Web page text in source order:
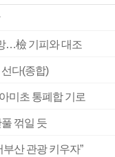
…檢 기피와 대조
다(종합)
미초 통폐합 기로
꺾일 듯
부산 관광 키우자”